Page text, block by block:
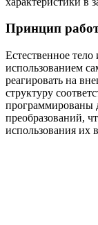
Принцип
Естественное
использованием
реагировать на
структуру
программированы
преобразований,
использования их